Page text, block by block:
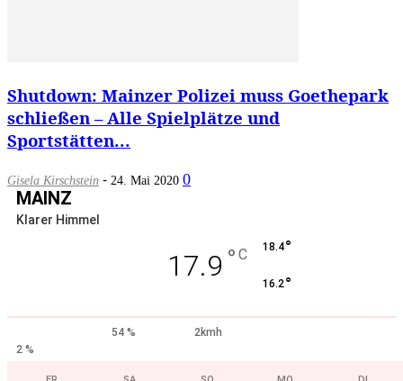
Shutdown: Mainzer Polizei muss Goethepark
schließen – Alle Spielplätze und
Sportstätten...
Gisela Kirschstein - 24. Mai 2020 0
MAINZ
Klarer Himmel
17.9 ° C 18.4°
16.2°
54 %
2kmh
2 %